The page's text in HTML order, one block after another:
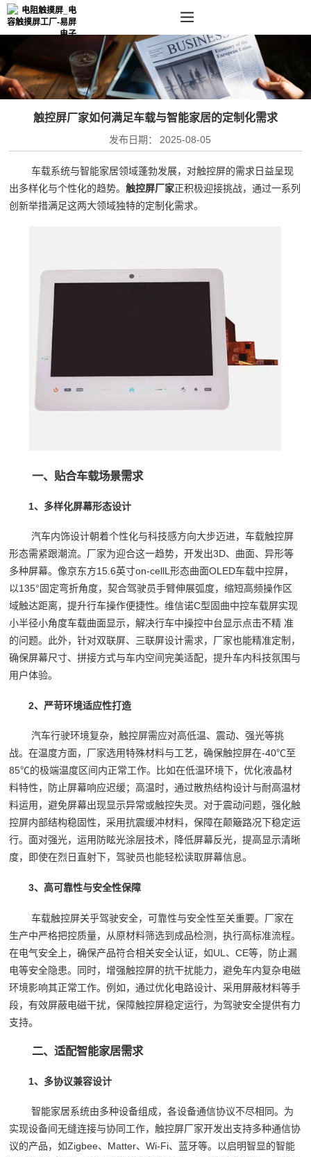
触控屏厂家如何满足车载与智能家居的定制化需求
发布日期： 2025-08-05
车载系统与智能家居领域蓬勃发展，对触控屏的需求日益呈现
出多样化与个性化的趋势。触控屏厂家正积极迎接挑战，通过一系列
创新举措满足这两大领域独特的定制化需求。
一、贴合车载场景需求
1、多样化屏幕形态设计
汽车内饰设计朝着个性化与科技感方向大步迈进，车载触控屏
形态需紧跟潮流。厂家为迎合这一趋势，开发出3D、曲面、异形等
多种屏幕。像京东方15.6英寸on-cellL形态曲面OLED车载中控屏，
以135°固定弯折角度，契合驾驶员手臂伸展弧度，缩短高频操作区
域触达距离，提升行车操作便捷性。维信诺C型固曲中控车载屏实现
小半径小角度车载曲面显示，解决行车中操控中台显示点击不精 准
的问题。此外，针对双联屏、三联屏设计需求，厂家也能精准定制，
确保屏幕尺寸、拼接方式与车内空间完美适配，提升车内科技氛围与
用户体验。
2、严苛环境适应性打造
汽车行驶环境复杂，触控屏需应对高低温、震动、强光等挑
战。在温度方面，厂家选用特殊材料与工艺，确保触控屏在-40℃至
85℃的极端温度区间内正常工作。比如在低温环境下，优化液晶材
料特性，防止屏幕响应迟缓；高温时，通过散热结构设计与耐高温材
料运用，避免屏幕出现显示异常或触控失灵。对于震动问题，强化触
控屏内部结构稳固性，采用抗震缓冲材料，保障在颠簸路况下稳定运
行。面对强光，运用防眩光涂层技术，降低屏幕反光，提高显示清晰
度，即使在烈日直射下，驾驶员也能轻松读取屏幕信息。
3、高可靠性与安全性保障
车载触控屏关乎驾驶安全，可靠性与安全性至关重要。厂家在
生产中严格把控质量，从原材料筛选到成品检测，执行高标准流程。
在电气安全上，确保产品符合相关安全认证，如UL、CE等，防止漏
电等安全隐患。同时，增强触控屏的抗干扰能力，避免车内复杂电磁
环境影响其正常工作。例如，通过优化电路设计、采用屏蔽材料等手
段，有效屏蔽电磁干扰，保障触控屏稳定运行，为驾驶安全提供有力
支持。
二、适配智能家居需求
1、多协议兼容设计
智能家居系统由多种设备组成，各设备通信协议不尽相同。为
实现设备间无缝连接与协同工作，触控屏厂家开发出支持多种通信协
议的产品，如Zigbee、Matter、Wi-Fi、蓝牙等。以启明智显的智能